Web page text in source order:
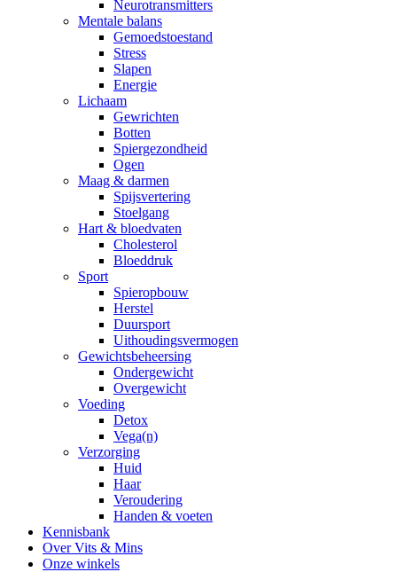
Neurotransmitters
Mentale balans
Gemoedstoestand
Stress
Slapen
Energie
Lichaam
Gewrichten
Botten
Spiergezondheid
Ogen
Maag & darmen
Spijsvertering
Stoelgang
Hart & bloedvaten
Cholesterol
Bloeddruk
Sport
Spieropbouw
Herstel
Duursport
Uithoudingsvermogen
Gewichtsbeheersing
Ondergewicht
Overgewicht
Voeding
Detox
Vega(n)
Verzorging
Huid
Haar
Veroudering
Handen & voeten
Kennisbank
Over Vits & Mins
Onze winkels